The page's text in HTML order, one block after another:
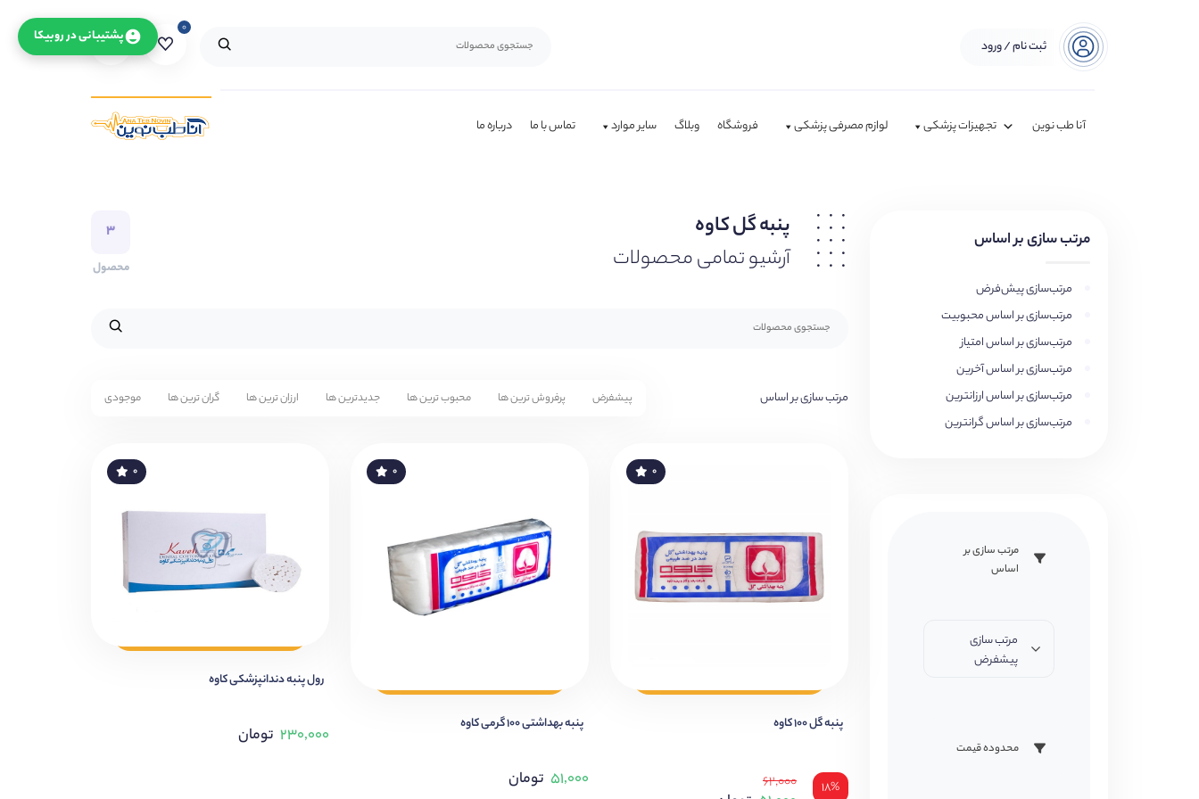
ثبت نام / ورود
۰ ۰
آنا طب نوین تجهیزات پزشکی لوازم مصرفی پزشکی فروشگاه وبلاگ سایر موارد تماس با ما درباره ما
مرتب سازی بر اساس
مرتب‌سازی پیش‌فرض
مرتب‌سازی بر اساس محبوبیت
مرتب‌سازی بر اساس امتیاز
مرتب‌سازی بر اساس آخرین
مرتب‌سازی بر اساس ارزانترین
مرتب‌سازی بر اساس گرانترین
مرتب سازی بر
اساس
مرتب سازی
پیشفرض
محدوده قیمت
پنبه گل کاوه
آرشیو تمامی محصولات
۳
محصول
مرتب سازی بر اساس پیشفرض پرفروش ترین ها محبوب ترین ها جدیدترین ها ارزان ترین ها گران ترین ها موجودی
۰
پنبه گل ۱۰۰ کاوه
۱۸% ۶۲,۰۰۰
۰
پنبه بهداشتی ۱۰۰ گرمی کاوه
۵۱,۰۰۰ تومان
۰
رول پنبه دندانپزشکی کاوه
۲۳۰,۰۰۰ تومان
پشتیبانی در روبیکا